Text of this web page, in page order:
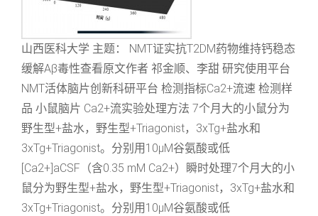
山西医科大学 主题： NMT证实抗T2DM药物维持钙稳态
缓解Aβ毒性查看原文作者 祁金顺、李甜 研究使用平台
NMT活体脑片创新科研平台 检测指标Ca2+流速 检测样
品 小鼠脑片 Ca2+流实验处理方法 7个月大的小鼠分为
野生型+盐水，野生型+Triagonist，3xTg+盐水和
3xTg+Triagonist。分别用10μM谷氨酸或低
[Ca2+]aCSF（含0.35 mM Ca2+）瞬时处理7个月大的小
鼠分为野生型+盐水，野生型+Triagonist，3xTg+盐水和
3xTg+Triagonist。分别用10μM谷氨酸或低